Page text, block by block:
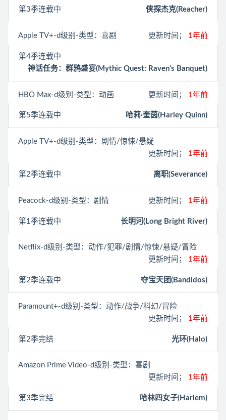
第3季连载中 侠探杰克(Reacher)
Apple TV+-d级别-类型：喜剧 更新时间； 1年前
第4季连载中
神话任务：群鸦盛宴(Mythic Quest: Raven's Banquet)
HBO Max-d级别-类型：动画 更新时间； 1年前
第5季连载中 哈莉·奎茵(Harley Quinn)
Apple TV+-d级别-类型：剧情/惊悚/悬疑
更新时间；
1年前
第2季连载中 离职(Severance)
Peacock-d级别-类型：剧情 更新时间； 1年前
第1季连载中 长明河(Long Bright River)
Netflix-d级别-类型：动作/犯罪/剧情/惊悚/悬疑/冒险
更新时间；
1年前
第2季连载中 夺宝天团(Bandidos)
Paramount+-d级别-类型：动作/战争/科幻/冒险
更新时间；
1年前
第2季完结 光环(Halo)
Amazon Prime Video-d级别-类型：喜剧
更新时间；
1年前
第3季完结 哈林四女子(Harlem)